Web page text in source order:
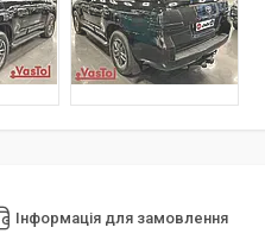
Інформація для замовлення